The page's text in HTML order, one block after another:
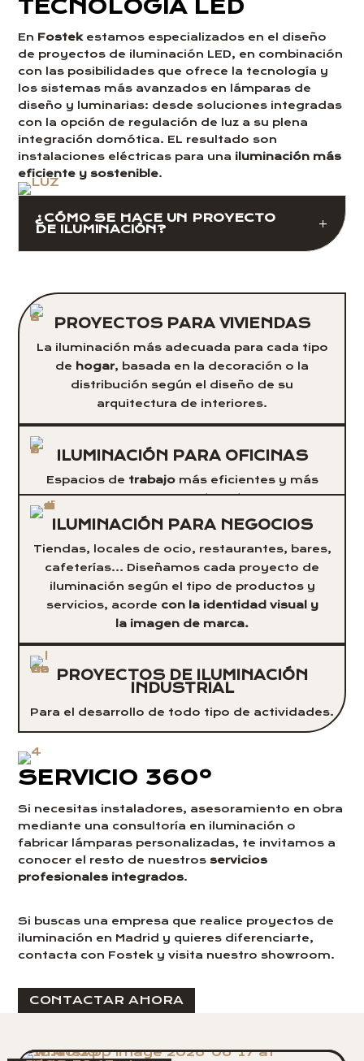
TECNOLOGÍA LED
En Fostekestamos especializados en el diseño
de proyectos de iluminación LED, en combinación
con las posibilidades que ofrece la tecnología y
los sistemas más avanzados en lámparas de
diseño y luminarias: desde soluciones integradas
con la opción de regulación de luz a su plena
integración domótica. EL resultado son
instalaciones eléctricas para una iluminación más
eficiente y sostenible.
¿CÓMO SE HACE UN PROYECTO
DE ILUMINACIÓN?
PROYECTOS PARA VIVIENDAS
La iluminación más adecuada para cada tipo
de hogar, basada en la decoración o la
distribución según el diseño de su
arquitectura de interiores.
ILUMINACIÓN PARA OFICINAS
Espacios de trabajo más eficientes y más
productivos, pero también más amables y
humanos.
ILUMINACIÓN PARA NEGOCIOS
Tiendas, locales de ocio, restaurantes, bares,
cafeterías… Diseñamos cada proyecto de
iluminación según el tipo de productos y
servicios, acorde con la identidad visual y
la imagen de marca.
PROYECTOS DE ILUMINACIÓN
INDUSTRIAL
Para el desarrollo de todo tipo de actividades.
SERVICIO 360º
Si necesitas instaladores, asesoramiento en obra
mediante una consultoría en iluminación o
fabricar lámparas personalizadas, te invitamos a
conocer el resto de nuestros servicios
profesionales integrados.
Si buscas una empresa que realice proyectos de
iluminación en Madrid y quieres diferenciarte,
contacta con Fostek y visita nuestro showroom.
CONTACTAR AHORA